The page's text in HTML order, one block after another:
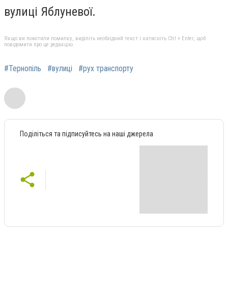
вулиці Яблуневої.
Якщо ви помітили помилку, виділіть необхідний текст і натисніть Ctrl + Enter, щоб
повідомити про це редакцію
#Тернопіль #вулиці #рух транспорту
Поділіться та підписуйтесь на наші джерела